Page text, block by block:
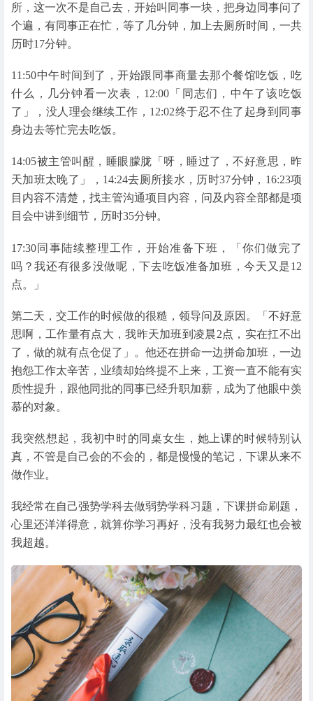
所，这一次不是自己去，开始叫同事一块，把身边同事问了
个遍，有同事正在忙，等了几分钟，加上去厕所时间，一共
历时17分钟。
11:50中午时间到了，开始跟同事商量去那个餐馆吃饭，吃
什么，几分钟看一次表，12:00「同志们，中午了该吃饭
了」，没人理会继续工作，12:02终于忍不住了起身到同事
身边去等忙完去吃饭。
14:05被主管叫醒，睡眼朦胧「呀，睡过了，不好意思，昨
天加班太晚了」，14:24去厕所接水，历时37分钟，16:23项
目内容不清楚，找主管沟通项目内容，问及内容全部都是项
目会中讲到细节，历时35分钟。
17:30同事陆续整理工作，开始准备下班，「你们做完了
吗？我还有很多没做呢，下去吃饭准备加班，今天又是12
点。」
第二天，交工作的时候做的很糙，领导问及原因。「不好意
思啊，工作量有点大，我昨天加班到凌晨2点，实在扛不出
了，做的就有点仓促了」。他还在拼命一边拼命加班，一边
抱怨工作太辛苦，业绩却始终提不上来，工资一直不能有实
质性提升，跟他同批的同事已经升职加薪，成为了他眼中羡
慕的对象。
我突然想起，我初中时的同桌女生，她上课的时候特别认
真，不管是自己会的不会的，都是慢慢的笔记，下课从来不
做作业。
我经常在自己强势学科去做弱势学科习题，下课拼命刷题，
心里还洋洋得意，就算你学习再好，没有我努力最红也会被
我超越。